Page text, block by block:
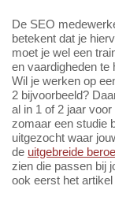
De SEO
betekent dat je
moet je wel een
en vaardigheden te
Wil je werken op
2 bijvoorbeeld?
al in 1 of 2 jaar
zomaar een studie
uitgezocht waar
de uitgebreide
zien die passen bij
ook eerst het